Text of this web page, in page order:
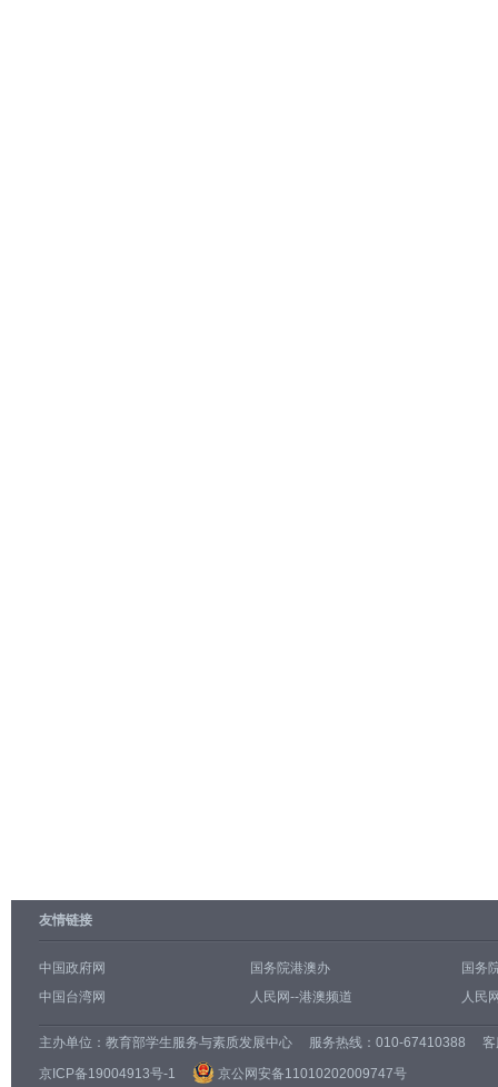
友情链接
中国政府网 国务院港澳办
国务
中国台湾网
人民网--港澳频道 人民
主办单位： 教育部学生服务与素质发展中心 服务热线：010-67410388 客
京ICP备19004913号-1
京公网安备11010202009747号